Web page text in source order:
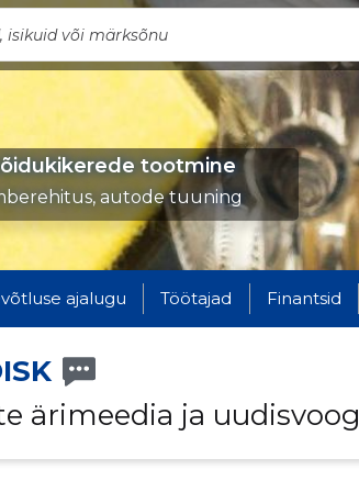
tootmine
autode tuuning
ajalugu Töötajad Finantsid
ärimeedia ja uudisvoog